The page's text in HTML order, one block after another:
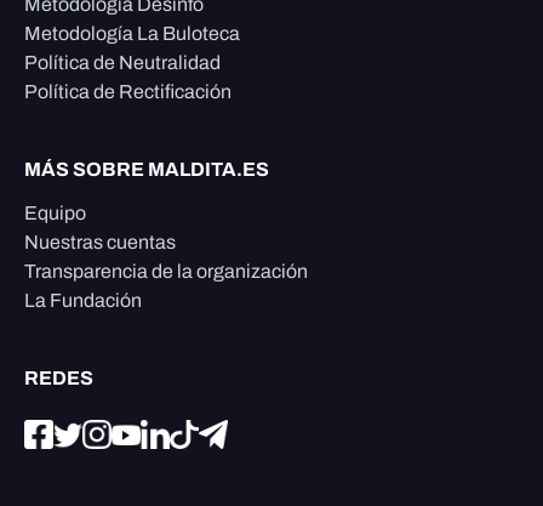
Metodología Desinfo
Metodología La Buloteca
Política de Neutralidad
Política de Rectificación
MÁS SOBRE MALDITA.ES
Equipo
Nuestras cuentas
Transparencia de la organización
La Fundación
REDES